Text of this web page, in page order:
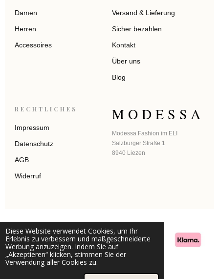
Diese Website verwendet Cookies, um Ihr
Erlebnis zu verbessern und maßgeschneiderte
Werbung anzuzeigen. Indem Sie auf
„Akzeptieren“ klicken, stimmen Sie der
Verwendung aller Cookies zu.
Damen
Herren
Accessoires
Versand & Lieferung
Sicher bezahlen
Kontakt
Über uns
Blog
RECHTLICHES
Impressum
Datenschutz
AGB
Widerruf
MODESSA
Modessa Fashion im ELI
Salzburger Straße 1
8940 Liezen
© 2025 - 2026 modessa.at